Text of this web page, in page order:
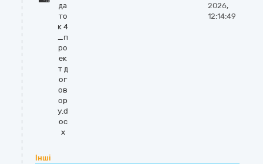
да
то
к 4
_п
ро
ек
т д
ог
ов
ор
у.d
oc
x
2026,
12:14:49
Інші